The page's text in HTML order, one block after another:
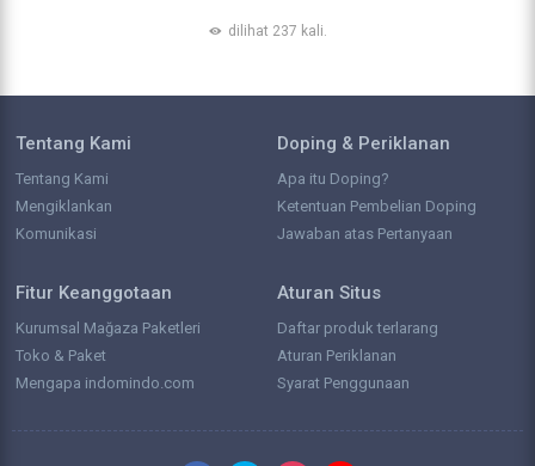
dilihat 237 kali.
Tentang Kami
Tentang Kami
Mengiklankan
Komunikasi
Doping & Periklanan
Apa itu Doping?
Ketentuan Pembelian Doping
Jawaban atas Pertanyaan
Fitur Keanggotaan
Kurumsal Mağaza Paketleri
Toko & Paket
Mengapa indomindo.com
Aturan Situs
Daftar produk terlarang
Aturan Periklanan
Syarat Penggunaan